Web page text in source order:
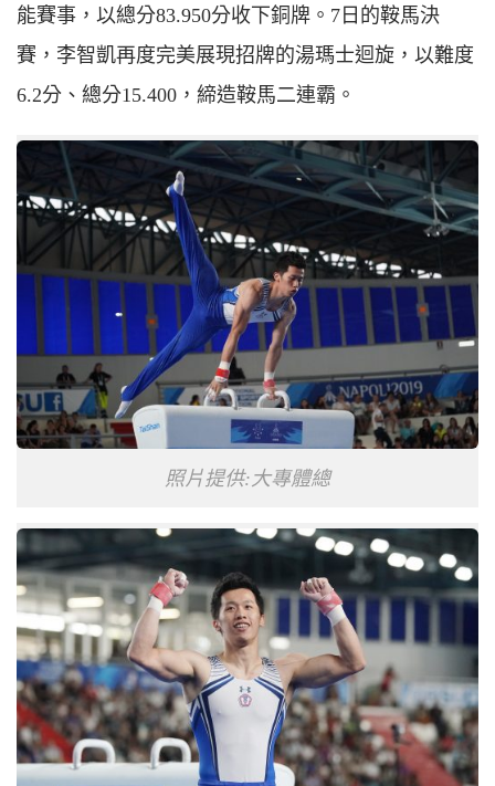
能賽事，以總分83.950分收下銅牌。7日的鞍馬決
賽，李智凱再度完美展現招牌的湯瑪士迴旋，以難度
6.2分、總分15.400，締造鞍馬二連霸。
照片提供:大專體總